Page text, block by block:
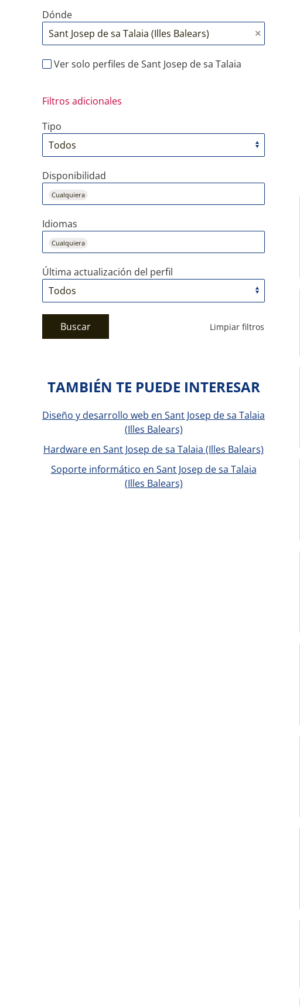
Dónde
Ver solo perfiles de Sant Josep de sa Talaia
Filtros adicionales
Tipo
Disponibilidad
Cualquiera
Idiomas
Cualquiera
Última actualización del perfil
Buscar Limpiar filtros
TAMBIÉN TE PUEDE INTERESAR
Diseño y desarrollo web en Sant Josep de sa Talaia
(Illes Balears)
Hardware en Sant Josep de sa Talaia (Illes Balears)
Soporte informático en Sant Josep de sa Talaia
(Illes Balears)